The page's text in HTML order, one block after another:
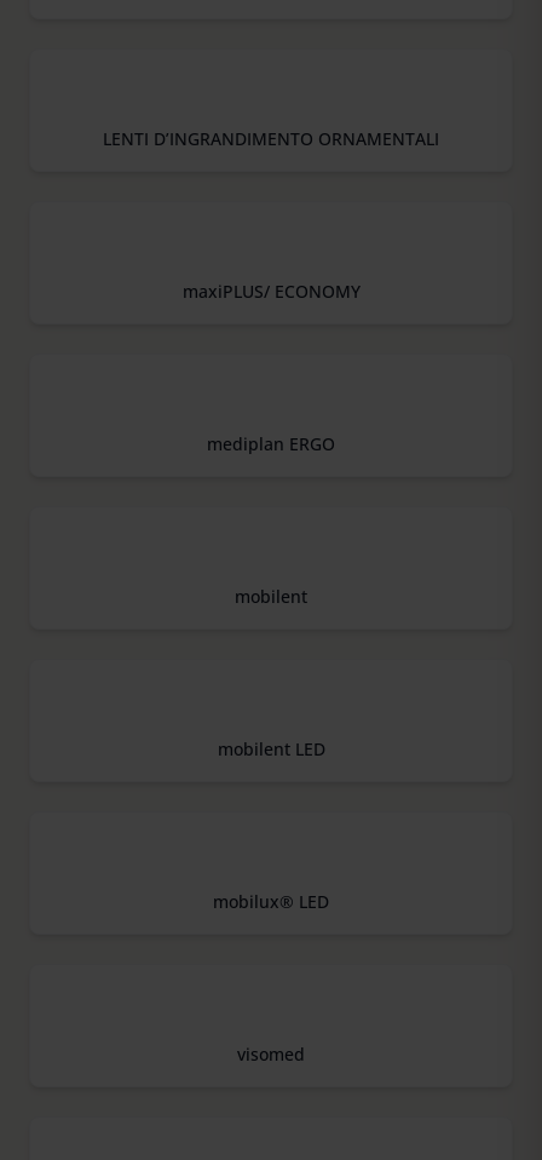
LENTI D’INGRANDIMENTO ORNAMENTALI
maxiPLUS/ ECONOMY
mediplan ERGO
mobilent
mobilent LED
mobilux® LED
visomed